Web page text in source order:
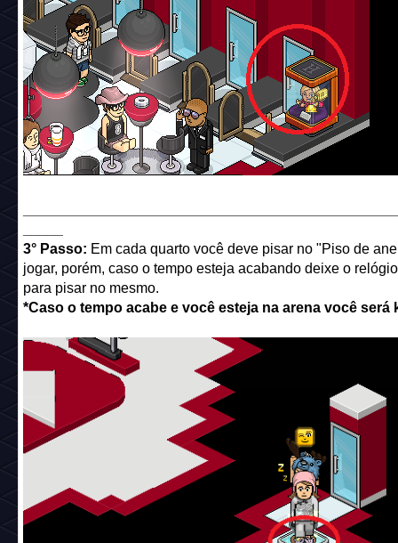
3° Passo: Em cada quarto você deve pisar no "Piso de
jogar, porém, caso o tempo esteja acabando deixe o
para pisar no mesmo.
*Caso o tempo acabe e você esteja na arena você será